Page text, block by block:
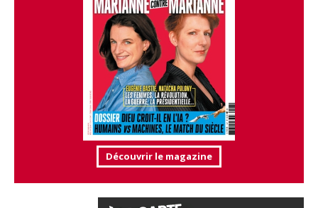
Découvrir le magazine